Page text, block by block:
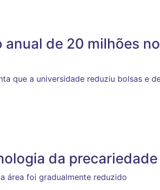
de 20 milhões no
que a universidade reduziu bolsas e
da precariedade
área foi gradualmente reduzido